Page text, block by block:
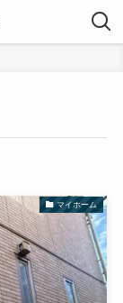
マイホーム